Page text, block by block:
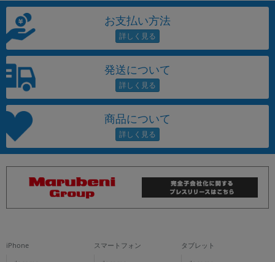
お支払い方法
発送について
商品について
iPhone スマートフォン タブレット